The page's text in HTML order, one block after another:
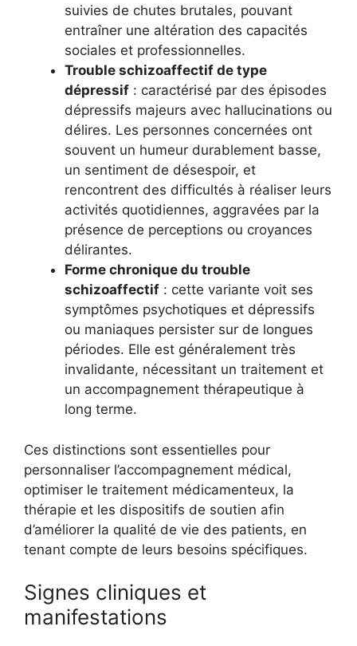
suivies de chutes brutales, pouvant
entraîner une altération des capacités
sociales et professionnelles.
Trouble schizoaffectif de type
dépressif : caractérisé par des épisodes
dépressifs majeurs avec hallucinations ou
délires. Les personnes concernées ont
souvent un humeur durablement basse,
un sentiment de désespoir, et
rencontrent des difficultés à réaliser leurs
activités quotidiennes, aggravées par la
présence de perceptions ou croyances
délirantes.
Forme chronique du trouble
schizoaffectif : cette variante voit ses
symptômes psychotiques et dépressifs
ou maniaques persister sur de longues
périodes. Elle est généralement très
invalidante, nécessitant un traitement et
un accompagnement thérapeutique à
long terme.
Ces distinctions sont essentielles pour
personnaliser l’accompagnement médical,
optimiser le traitement médicamenteux, la
thérapie et les dispositifs de soutien afin
d’améliorer la qualité de vie des patients, en
tenant compte de leurs besoins spécifiques.
Signes cliniques et
manifestations